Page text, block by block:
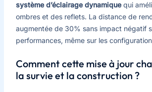
système d’éclairage dynamiquequi
ombres et des reflets. La distance de
augmentée de 30% sans impact négatif
performances, même sur les
Comment cette mise à jour
la survie et la construction ?